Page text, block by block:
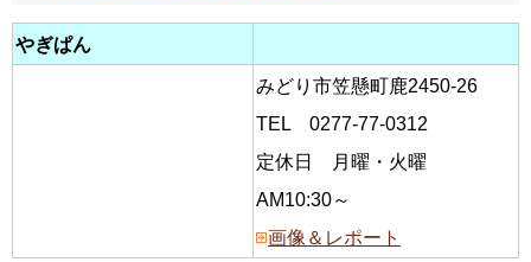
やぎぱん
みどり市笠懸町鹿2450-26
TEL 0277-77-0312
定休日 月曜・火曜
AM10:30～
画像＆レポート